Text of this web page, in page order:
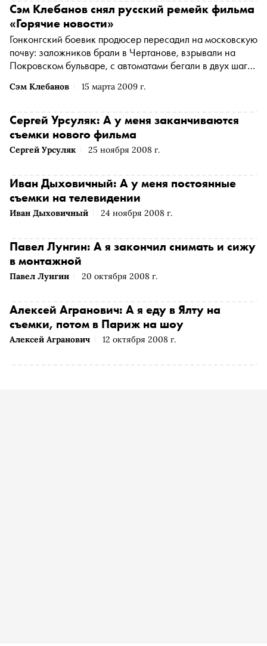
Сэм Клебанов 15 марта 2009 г.
Сэм Клебанов снял русский ремейк фильма
«Горячие новости»
Гонконгский боевик продюсер пересадил на московскую
почву: заложников брали в Чертанове, взрывали на
Покровском бульваре, с автоматами бегали в двух шагах
Tribeca в Нью-Йорке.
Сергей Урсуляк 25 ноября 2008 г.
Сергей Урсуляк: А у меня заканчиваются
съемки нового фильма
Иван Дыховичный 24 ноября 2008 г.
Иван Дыховичный: А у меня постоянные
съемки на телевидении
Павел Лунгин 20 октября 2008 г.
Павел Лунгин: А я закончил снимать и сижу
в монтажной
Алексей Агранович 12 октября 2008 г.
Алексей Агранович: А я еду в Ялту на
съемки, потом в Париж на шоу